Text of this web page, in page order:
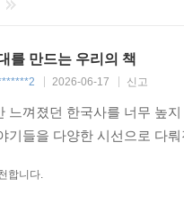
를 만드는 우리의 책
2026-06-17 신고
느껴졌던 한국사를 너무 높
기들을 다양한 시선으로 다
합니다.